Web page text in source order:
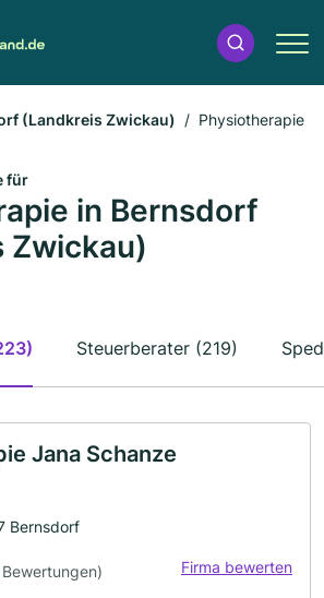
(Landkreis Zwickau) Physiotherapie
für
in Bernsdorf
Zwickau)
Steuerberater (219)
Jana Schanze
Bernsdorf
Firma bewerten